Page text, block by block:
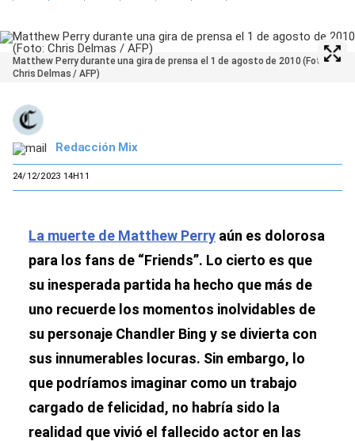
Matthew Perry durante una gira de prensa el 1 de agosto de 2010 (Foto:
Chris Delmas / AFP)
Redacción Mix
24/12/2023 14H11
La muerte de Matthew Perry aún es dolorosa
para los fans de “Friends”. Lo cierto es que
su inesperada partida ha hecho que más de
uno recuerde los momentos inolvidables de
su personaje Chandler Bing y se divierta con
sus innumerables locuras. Sin embargo, lo
que podríamos imaginar como un trabajo
cargado de felicidad, no habría sido la
realidad que vivió el fallecido actor en las